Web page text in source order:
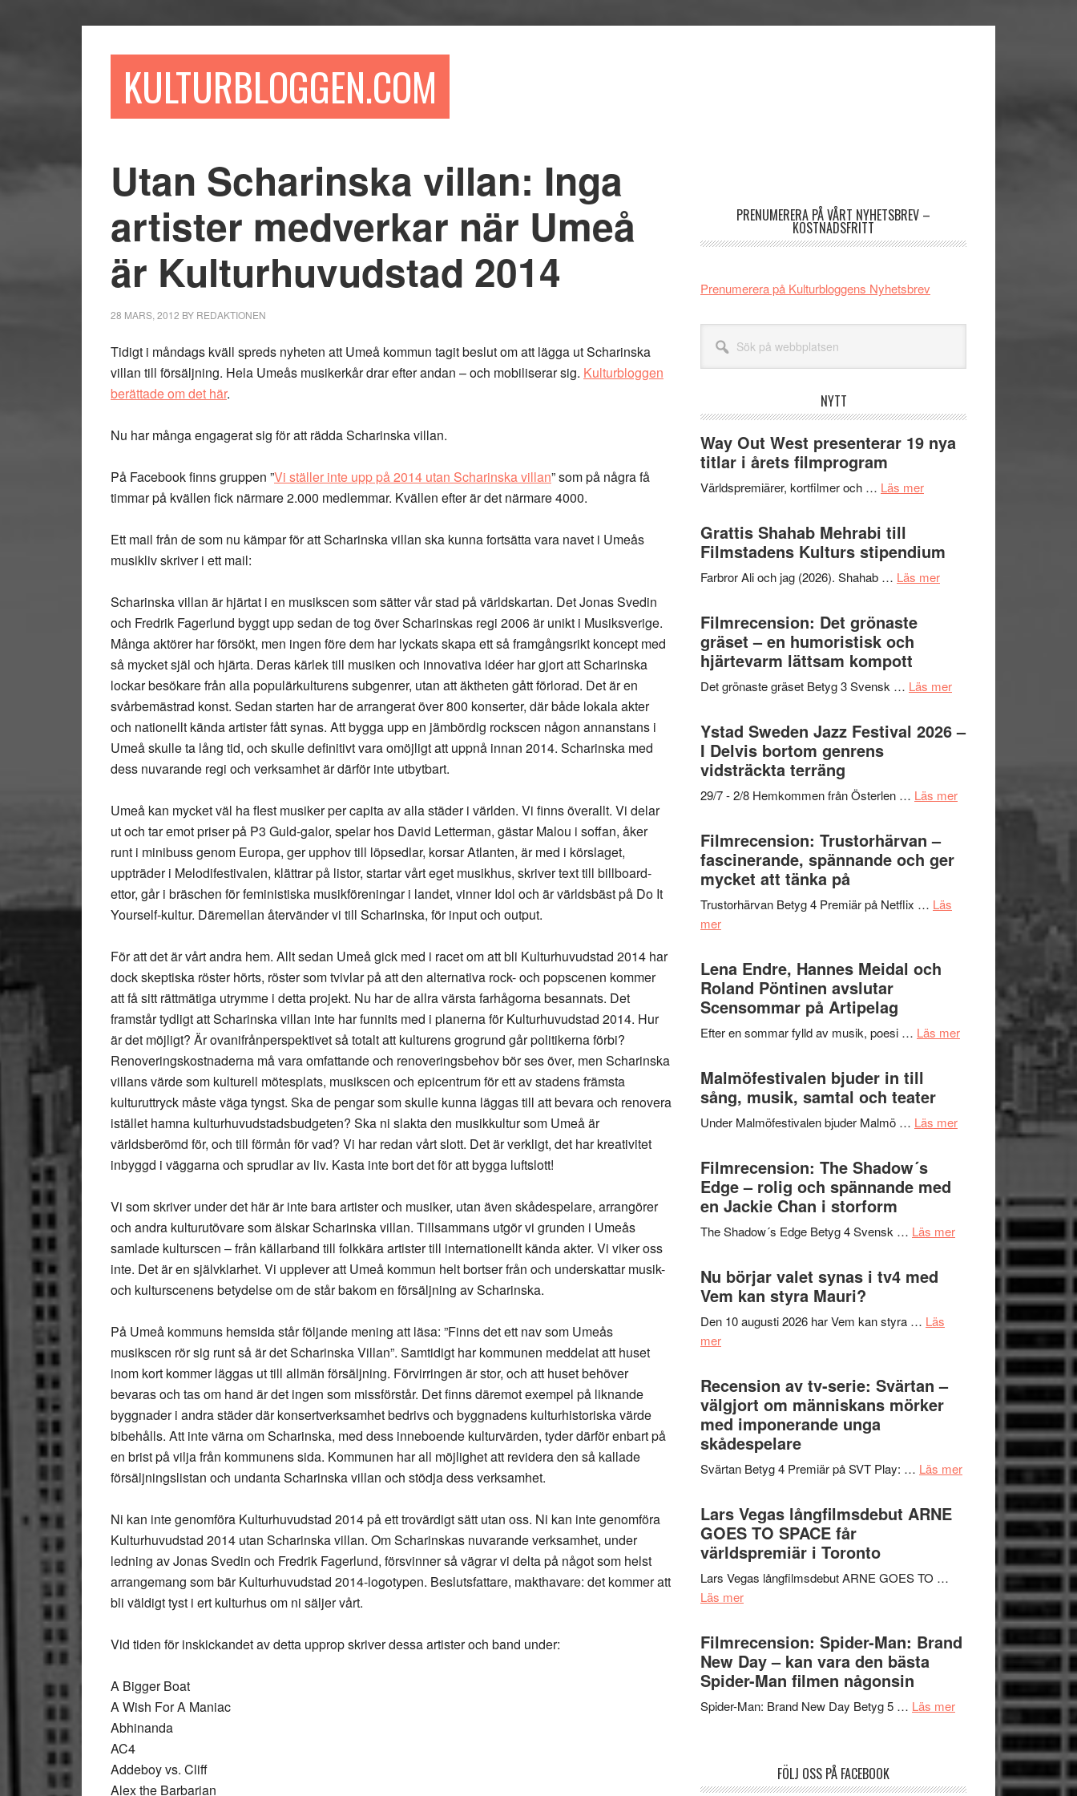
KULTURBLOGGEN.COM
Utan Scharinska villan: Inga
artister medverkar när Umeå
är Kulturhuvudstad 2014
28 MARS, 2012 BY REDAKTIONEN
Tidigt i måndags kväll spreds nyheten att Umeå kommun tagit beslut om att lägga ut Scharinska
villan till försäljning. Hela Umeås musikerkår drar efter andan – och mobiliserar sig. Kulturbloggen
berättade om det här.
Nu har många engagerat sig för att rädda Scharinska villan.
På Facebook finns gruppen ”Vi ställer inte upp på 2014 utan Scharinska villan” som på några få
timmar på kvällen fick närmare 2.000 medlemmar. Kvällen efter är det närmare 4000.
Ett mail från de som nu kämpar för att Scharinska villan ska kunna fortsätta vara navet i Umeås
musikliv skriver i ett mail:
Scharinska villan är hjärtat i en musikscen som sätter vår stad på världskartan. Det Jonas Svedin
och Fredrik Fagerlund byggt upp sedan de tog över Scharinskas regi 2006 är unikt i Musiksverige.
Många aktörer har försökt, men ingen före dem har lyckats skapa ett så framgångsrikt koncept med
så mycket själ och hjärta. Deras kärlek till musiken och innovativa idéer har gjort att Scharinska
lockar besökare från alla populärkulturens subgenrer, utan att äktheten gått förlorad. Det är en
svårbemästrad konst. Sedan starten har de arrangerat över 800 konserter, där både lokala akter
och nationellt kända artister fått synas. Att bygga upp en jämbördig rockscen någon annanstans i
Umeå skulle ta lång tid, och skulle definitivt vara omöjligt att uppnå innan 2014. Scharinska med
dess nuvarande regi och verksamhet är därför inte utbytbart.
Umeå kan mycket väl ha flest musiker per capita av alla städer i världen. Vi finns överallt. Vi delar
ut och tar emot priser på P3 Guld-galor, spelar hos David Letterman, gästar Malou i soffan, åker
runt i minibuss genom Europa, ger upphov till löpsedlar, korsar Atlanten, är med i körslaget,
uppträder i Melodifestivalen, klättrar på listor, startar vårt eget musikhus, skriver text till billboard-
ettor, går i bräschen för feministiska musikföreningar i landet, vinner Idol och är världsbäst på Do It
Yourself-kultur. Däremellan återvänder vi till Scharinska, för input och output.
För att det är vårt andra hem. Allt sedan Umeå gick med i racet om att bli Kulturhuvudstad 2014 har
dock skeptiska röster hörts, röster som tvivlar på att den alternativa rock- och popscenen kommer
att få sitt rättmätiga utrymme i detta projekt. Nu har de allra värsta farhågorna besannats. Det
framstår tydligt att Scharinska villan inte har funnits med i planerna för Kulturhuvudstad 2014. Hur
är det möjligt? Är ovanifrånperspektivet så totalt att kulturens grogrund går politikerna förbi?
Renoveringskostnaderna må vara omfattande och renoveringsbehov bör ses över, men Scharinska
villans värde som kulturell mötesplats, musikscen och epicentrum för ett av stadens främsta
kulturuttryck måste väga tyngst. Ska de pengar som skulle kunna läggas till att bevara och renovera
istället hamna kulturhuvudstadsbudgeten? Ska ni slakta den musikkultur som Umeå är
världsberömd för, och till förmån för vad? Vi har redan vårt slott. Det är verkligt, det har kreativitet
inbyggd i väggarna och sprudlar av liv. Kasta inte bort det för att bygga luftslott!
Vi som skriver under det här är inte bara artister och musiker, utan även skådespelare, arrangörer
och andra kulturutövare som älskar Scharinska villan. Tillsammans utgör vi grunden i Umeås
samlade kulturscen – från källarband till folkkära artister till internationellt kända akter. Vi viker oss
inte. Det är en självklarhet. Vi upplever att Umeå kommun helt bortser från och underskattar musik-
och kulturscenens betydelse om de står bakom en försäljning av Scharinska.
På Umeå kommuns hemsida står följande mening att läsa: ”Finns det ett nav som Umeås
musikscen rör sig runt så är det Scharinska Villan”. Samtidigt har kommunen meddelat att huset
inom kort kommer läggas ut till allmän försäljning. Förvirringen är stor, och att huset behöver
bevaras och tas om hand är det ingen som missförstår. Det finns däremot exempel på liknande
byggnader i andra städer där konsertverksamhet bedrivs och byggnadens kulturhistoriska värde
bibehålls. Att inte värna om Scharinska, med dess inneboende kulturvärden, tyder därför enbart på
en brist på vilja från kommunens sida. Kommunen har all möjlighet att revidera den så kallade
försäljningslistan och undanta Scharinska villan och stödja dess verksamhet.
Ni kan inte genomföra Kulturhuvudstad 2014 på ett trovärdigt sätt utan oss. Ni kan inte genomföra
Kulturhuvudstad 2014 utan Scharinska villan. Om Scharinskas nuvarande verksamhet, under
ledning av Jonas Svedin och Fredrik Fagerlund, försvinner så vägrar vi delta på något som helst
arrangemang som bär Kulturhuvudstad 2014-logotypen. Beslutsfattare, makthavare: det kommer att
bli väldigt tyst i ert kulturhus om ni säljer vårt.
Vid tiden för inskickandet av detta upprop skriver dessa artister och band under:
A Bigger Boat
A Wish For A Maniac
Abhinanda
AC4
Addeboy vs. Cliff
Alex the Barbarian
PRENUMERERA PÅ VÅRT NYHETSBREV –
KOSTNADSFRITT
Prenumerera på Kulturbloggens Nyhetsbrev
webbplatsen
NYTT
Way Out West presenterar 19 nya
titlar i årets filmprogram
Världspremiärer, kortfilmer och … Läs merom
presenterar
19
Grattis Shahab Mehrabi till
Filmstadens Kulturs stipendium
Farbror Ali och jag (2026). Shahab … Läs merom
Kulturs
Filmrecension: Det grönaste
gräset – en humoristisk och
hjärtevarm lättsam kompott
Det grönaste gräset Betyg 3 Svensk … Läs merom
en
hjärtevarm
Ystad Sweden Jazz Festival 2026 –
I Delvis bortom genrens
vidsträckta terräng
29/7 - 2/8 Hemkommen från Österlen … Läs merom
Filmrecension: Trustorhärvan –
fascinerande, spännande och ger
mycket att tänka på
Trustorhärvan Betyg 4 Premiär på Netflix … Läs
merom
Trustorhärvan
–
fascinerande,
spännande
och
mycket
att
tänka
Lena Endre, Hannes Meidal och
Roland Pöntinen avslutar
Scensommar på Artipelag
Efter en sommar fylld av musik, poesi … Läs merom
Scensommar
Artipelag
Malmöfestivalen bjuder in till
sång, musik, samtal och teater
Under Malmöfestivalen bjuder Malmö … Läs merom
Malmöfestivalen
Filmrecension: The Shadow´s
Edge – rolig och spännande med
en Jackie Chan i storform
The Shadow´s Edge Betyg 4 Svensk … Läs merom
Filmrecension:
spännande
Chan
storform
Nu börjar valet synas i tv4 med
Vem kan styra Mauri?
Den 10 augusti 2026 har Vem kan styra … Läs
merom
valet
synas
i
tv4
med
kan
styra
Mauri?
Recension av tv-serie: Svärtan –
välgjort om människans mörker
med imponerande unga
skådespelare
Svärtan Betyg 4 Premiär på SVT Play: … Läs merom
Recension
Svärtan
välgjort
människans
mörker
imponerande
skådespelare
Lars Vegas långfilmsdebut ARNE
GOES TO SPACE får
världspremiär i Toronto
Lars Vegas långfilmsdebut ARNE GOES TO …
Läs merom
långfilmsdebut
ARNE
GOES
TO
världspremiär
i
Filmrecension: Spider-Man: Brand
New Day – kan vara den bästa
Spider-Man filmen någonsin
Spider-Man: Brand New Day Betyg 5 … Läs merom
Filmrecension:
FÖLJ OSS PÅ FACEBOOK